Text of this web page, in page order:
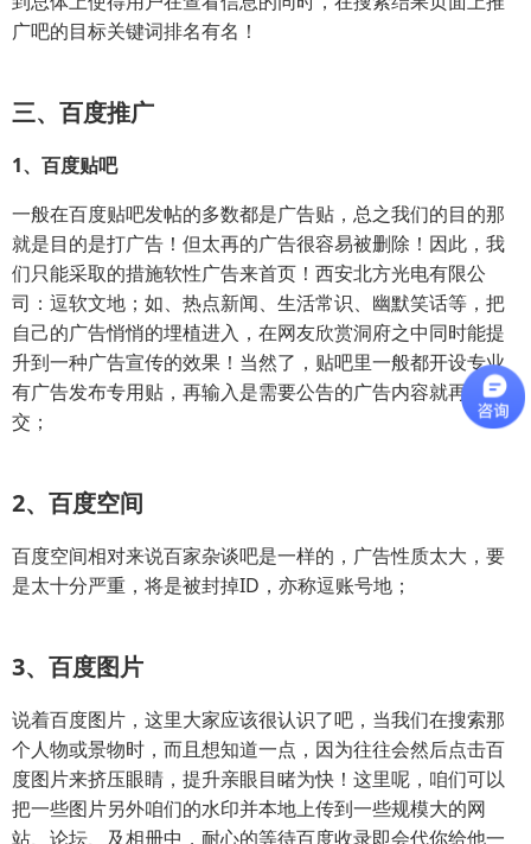
广吧的目标关键词排名有名！
三、百度推广
1、百度贴吧
一般在百度贴吧发帖的多数都是广告贴，总之我们的目的那
就是目的是打广告！但太再的广告很容易被删除！因此，我
们只能采取的措施软性广告来首页！西安北方光电有限公
司：逗软文地；如、热点新闻、生活常识、幽默笑话等，把
自己的广告悄悄的埋植进入，在网友欣赏洞府之中同时能提
升到一种广告宣传的效果！当然了，贴吧里一般都开设专业
有广告发布专用贴，再输入是需要公告的广告内容就再提
交；
2、百度空间
百度空间相对来说百家杂谈吧是一样的，广告性质太大，要
是太十分严重，将是被封掉ID，亦称逗账号地；
3、百度图片
说着百度图片，这里大家应该很认识了吧，当我们在搜索那
个人物或景物时，而且想知道一点，因为往往会然后点击百
度图片来挤压眼睛，提升亲眼目睹为快！这里呢，咱们可以
把一些图片另外咱们的水印并本地上传到一些规模大的网
站、论坛、及相册中，耐心的等待百度收录即会代你给他一